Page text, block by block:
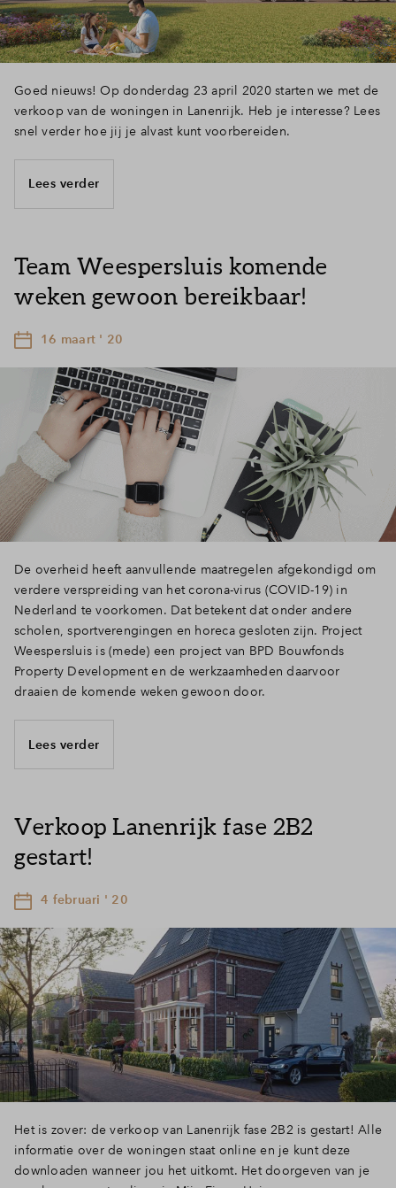
Goed nieuws! Op donderdag 23 april 2020 starten we met de
verkoop van de woningen in Lanenrijk. Heb je interesse? Lees
snel verder hoe jij je alvast kunt voorbereiden.
Lees verder
Team Weespersluis komende
weken gewoon bereikbaar!
16 maart ' 20
De overheid heeft aanvullende maatregelen afgekondigd om
verdere verspreiding van het corona-virus (COVID-19) in
Nederland te voorkomen. Dat betekent dat onder andere
scholen, sportverengingen en horeca gesloten zijn. Project
Weespersluis is (mede) een project van BPD Bouwfonds
Property Development en de werkzaamheden daarvoor
draaien de komende weken gewoon door.
Lees verder
Verkoop Lanenrijk fase 2B2
gestart!
4 februari ' 20
Het is zover: de verkoop van Lanenrijk fase 2B2 is gestart! Alle
informatie over de woningen staat online en je kunt deze
downloaden wanneer jou het uitkomt. Het doorgeven van je